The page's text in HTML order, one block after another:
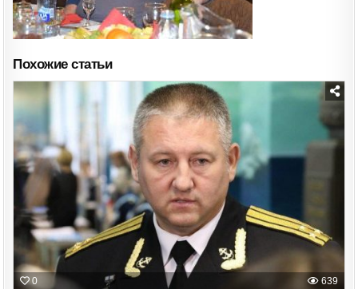
Похожие статьи
0 639
Posted